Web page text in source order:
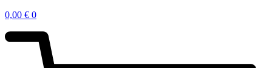
0,00 € 0